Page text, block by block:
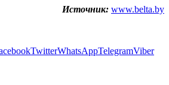
Источник: www.belta.by
TwitterWhatsAppTelegramViber